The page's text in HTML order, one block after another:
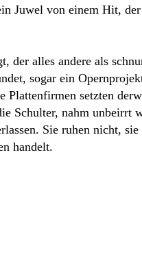
Juwel von einem Hit,
der alles andere als
sogar ein
setzten
Schulter, nahm
Sie ruhen nicht,
handelt.